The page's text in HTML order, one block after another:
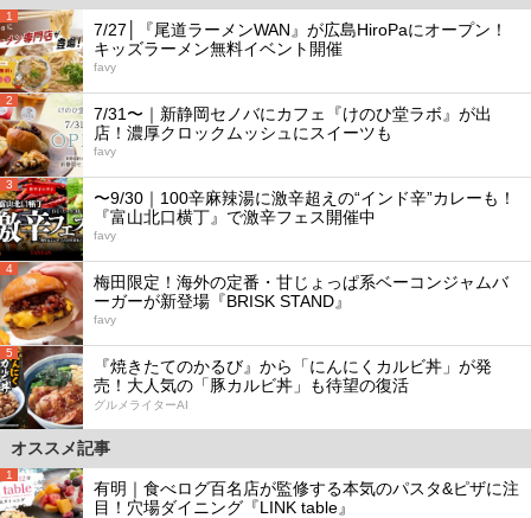
1
7/27│『尾道ラーメンWAN』が広島HiroPaにオープン！
キッズラーメン無料イベント開催
favy
2
7/31〜｜新静岡セノバにカフェ『けのひ堂ラボ』が出
店！濃厚クロックムッシュにスイーツも
favy
3
〜9/30｜100辛麻辣湯に激辛超えの“インド辛”カレーも！
『富山北口横丁』で激辛フェス開催中
favy
4
梅田限定！海外の定番・甘じょっぱ系ベーコンジャムバ
ーガーが新登場『BRISK STAND』
favy
5
『焼きたてのかるび』から「にんにくカルビ丼」が発
売！大人気の「豚カルビ丼」も待望の復活
グルメライターAI
オススメ記事
1
有明｜食べログ百名店が監修する本気のパスタ&ピザに注
目！穴場ダイニング『LINK table』